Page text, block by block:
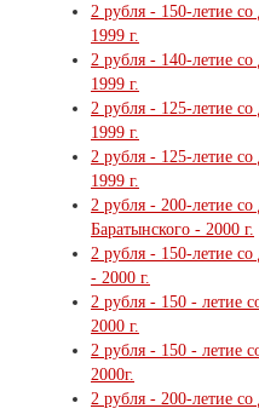
2 рубля - 150-летие
1999 г.
2 рубля - 140-летие
1999 г.
2 рубля - 125-летие
1999 г.
2 рубля - 125-летие
1999 г.
2 рубля - 200-летие
Баратынского - 2000 г.
2 рубля - 150-летие
- 2000 г.
2 рубля - 150 - летие
2000 г.
2 рубля - 150 - летие
2000г.
2 рубля - 200-летие